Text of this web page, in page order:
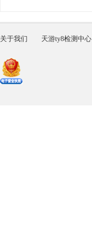
关于我们 天游ty8检测中心